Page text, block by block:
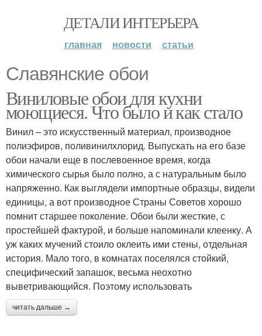
ДЕТАЛИ ИНТЕРЬЕРА
главная новости статьи
Славянские обои
Виниловые обои для кухни
моющиеся. Что было и как стало
Винил – это искусственный материал, производное
полиэфиров, поливинилхлорид. Выпускать на его базе
обои начали еще в послевоенное время, когда
химического сырья было полно, а с натуральным было
напряженно. Как выглядели импортные образцы, видели
единицы, а вот производное Страны Советов хорошо
помнит старшее поколение. Обои были жесткие, с
простейшей фактурой, и больше напоминали клеенку. А
уж каких мучений стоило оклеить ими стены, отдельная
история. Мало того, в комнатах поселялся стойкий,
специфический запашок, весьма неохотно
выветривающийся. Поэтому использовать
читать дальше →